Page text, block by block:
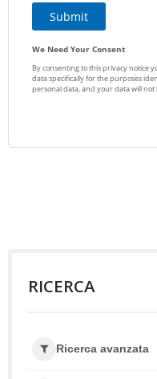
RICERCA
Ricerca avanzata